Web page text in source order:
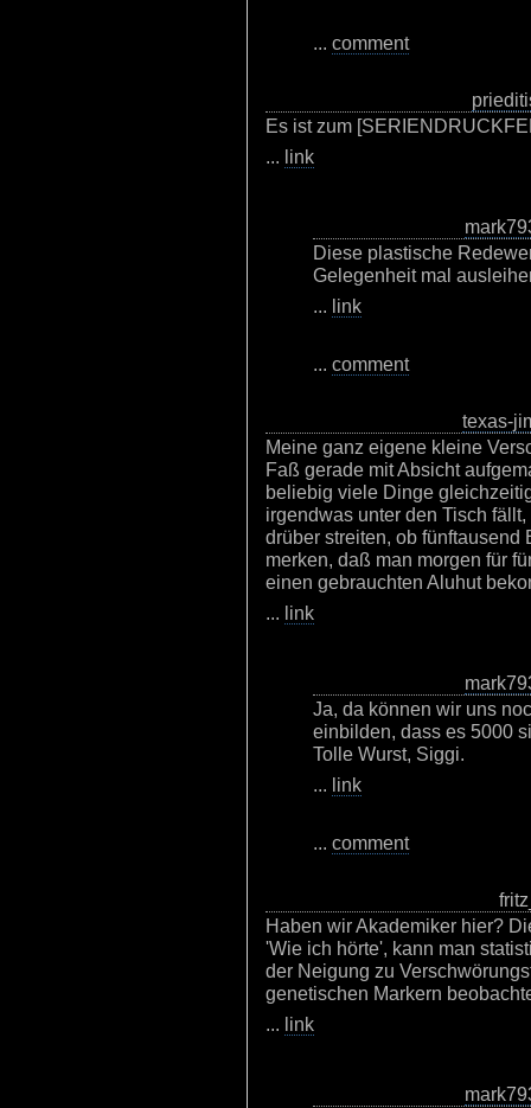
... comment
Es ist zum
... link
Diese plastische
Gelegenheit mal
... link
... comment
texas-
Meine ganz eigene kleine
Faß gerade mit Absicht
beliebig viele Dinge
irgendwas unter den Tisch
drüber streiten, ob
merken, daß man morgen für
einen gebrauchten Aluhut
... link
Ja, da können wir uns
einbilden, dass es 5000
Tolle Wurst, Siggi.
... link
... comment
Haben wir Akademiker hier?
'Wie ich hörte', kann man
der Neigung zu
genetischen Markern
... link